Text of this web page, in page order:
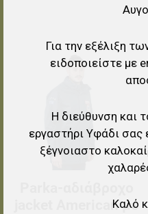
jacket American με
Για την εξέλιξη
ειδοποιείστε με
Η διεύθυνση και
εργαστήρι Υφάδι σας
ξέγνοιαστο
Καλό